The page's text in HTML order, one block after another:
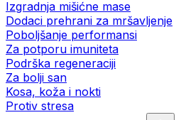
Izgradnja mišićne mase
Dodaci prehrani za mršavljenje
Poboljšanje performansi
Za potporu imuniteta
Podrška regeneraciji
Za bolji san
Kosa, koža i nokti
Protiv stresa